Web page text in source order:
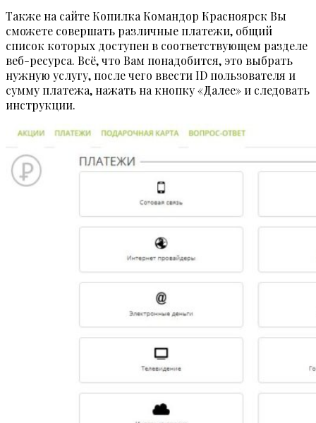
Также на сайте Копилка Командор Красноярск Вы
сможете совершать различные платежи, общий
список которых доступен в соответствующем разделе
веб-ресурса. Всё, что Вам понадобится, это выбрать
нужную услугу, после чего ввести ID пользователя и
сумму платежа, нажать на кнопку «Далее» и следовать
инструкции.